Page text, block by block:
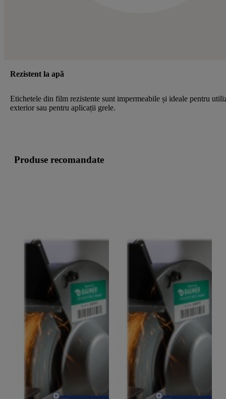
Rezistent la apă
Etichetele din film rezistente sunt impermeabile și ideale pentru
exterior sau pentru aplicații grele.
Produse recomandate